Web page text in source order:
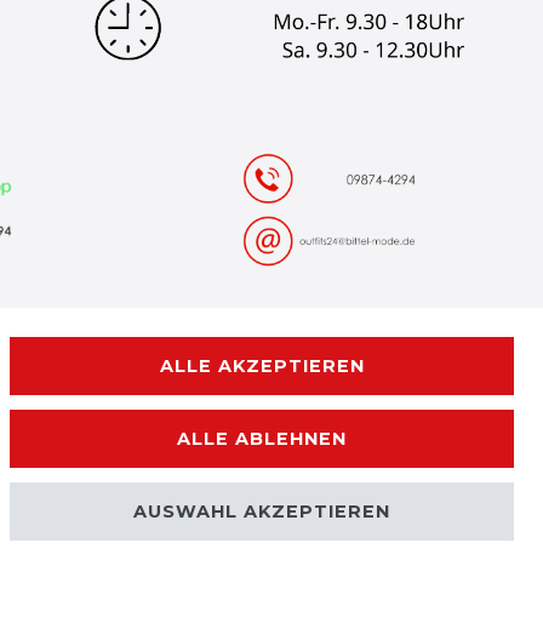
14 Tage Rückgaberecht
WIDERRUFEN Kontakt
ALLE AKZEPTIEREN
ALLE ABLEHNEN
AUSWAHL AKZEPTIEREN